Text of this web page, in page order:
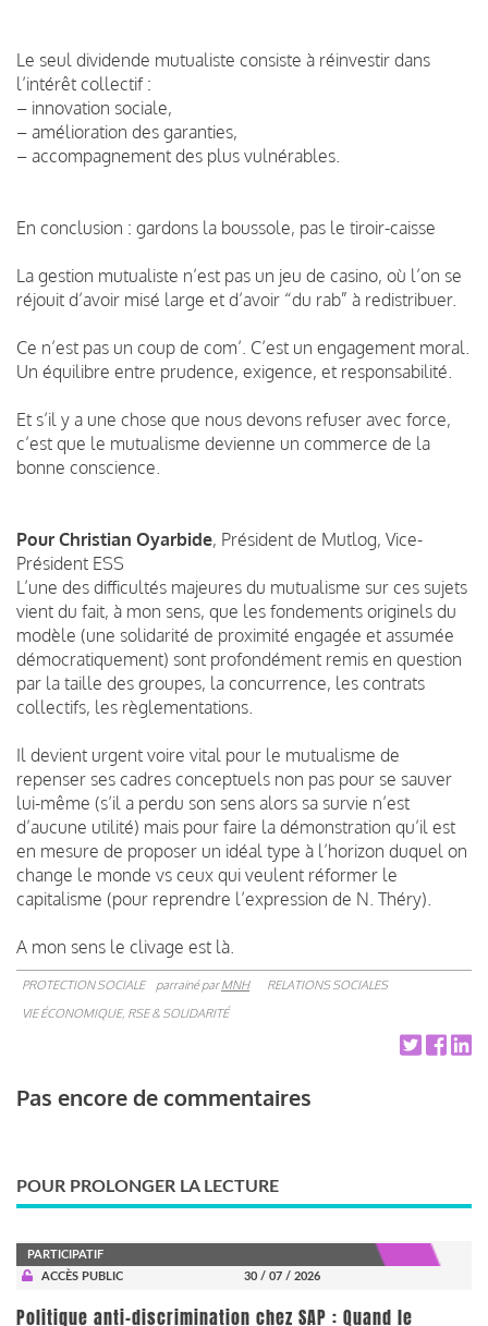
Le seul dividende mutualiste consiste à réinvestir dans
l’intérêt collectif :
– innovation sociale,
– amélioration des garanties,
– accompagnement des plus vulnérables.
En conclusion : gardons la boussole, pas le tiroir-caisse
La gestion mutualiste n’est pas un jeu de casino, où l’on se
réjouit d’avoir misé large et d’avoir “du rab” à redistribuer.
Ce n’est pas un coup de com’. C’est un engagement moral.
Un équilibre entre prudence, exigence, et responsabilité.
Et s’il y a une chose que nous devons refuser avec force,
c’est que le mutualisme devienne un commerce de la
bonne conscience.
Pour Christian Oyarbide, Président de Mutlog, Vice-
Président ESS
L’une des difficultés majeures du mutualisme sur ces sujets
vient du fait, à mon sens, que les fondements originels du
modèle (une solidarité de proximité engagée et assumée
démocratiquement) sont profondément remis en question
par la taille des groupes, la concurrence, les contrats
collectifs, les règlementations.
Il devient urgent voire vital pour le mutualisme de
repenser ses cadres conceptuels non pas pour se sauver
lui-même (s’il a perdu son sens alors sa survie n’est
d’aucune utilité) mais pour faire la démonstration qu’il est
en mesure de proposer un idéal type à l’horizon duquel on
change le monde vs ceux qui veulent réformer le
capitalisme (pour reprendre l’expression de N. Théry).
A mon sens le clivage est là.
PROTECTION SOCIALE parrainé parMNH
RELATIONS SOCIALES
VIE ÉCONOMIQUE, RSE & SOLIDARITÉ
Pas encore de commentaires
POUR PROLONGER LA LECTURE
PARTICIPATIF
ACCÈS PUBLIC
30 / 07 / 2026
Politique anti-discrimination chez SAP : Quand le